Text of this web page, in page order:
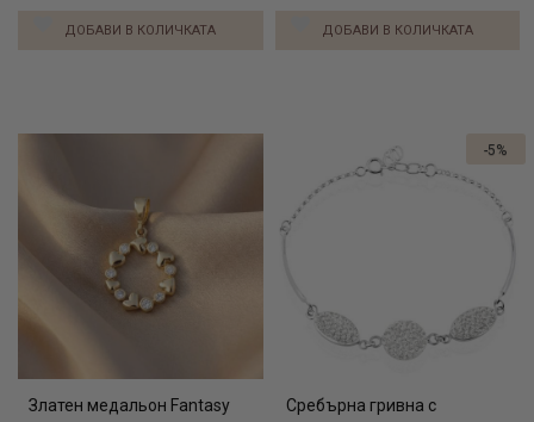
ДОБАВИ В КОЛИЧКАТА ДОБАВИ В КОЛИЧКАТА
Златен медальон Fantasy
Сребърна гривна с
-5%